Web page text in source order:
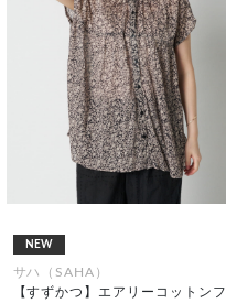
NEW
サハ（SAHA）
【すずかつ】エアリーコットンフ